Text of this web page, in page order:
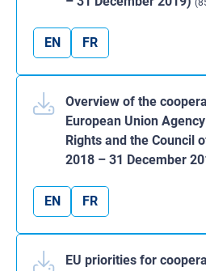
EN FR
Overview of the
European Union
Rights and the Council
2018 – 31 December
EN FR
EU priorities for